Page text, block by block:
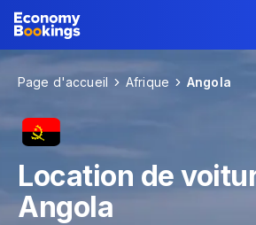
Page d'accueil Afrique Angola
Location de
Angola